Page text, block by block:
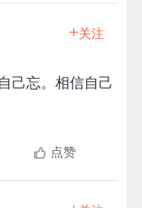
+关注
己忘。相信自己
点赞